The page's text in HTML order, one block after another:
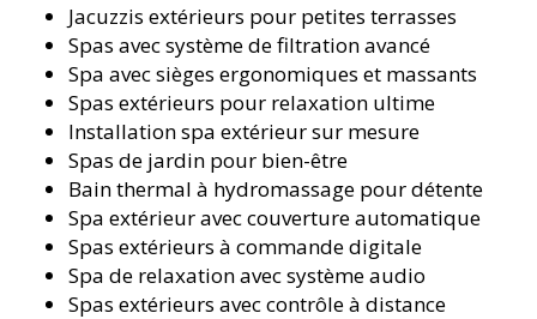
Jacuzzis extérieurs pour petites terrasses
Spas avec système de filtration avancé
Spa avec sièges ergonomiques et massants
Spas extérieurs pour relaxation ultime
Installation spa extérieur sur mesure
Spas de jardin pour bien-être
Bain thermal à hydromassage pour détente
Spa extérieur avec couverture automatique
Spas extérieurs à commande digitale
Spa de relaxation avec système audio
Spas extérieurs avec contrôle à distance